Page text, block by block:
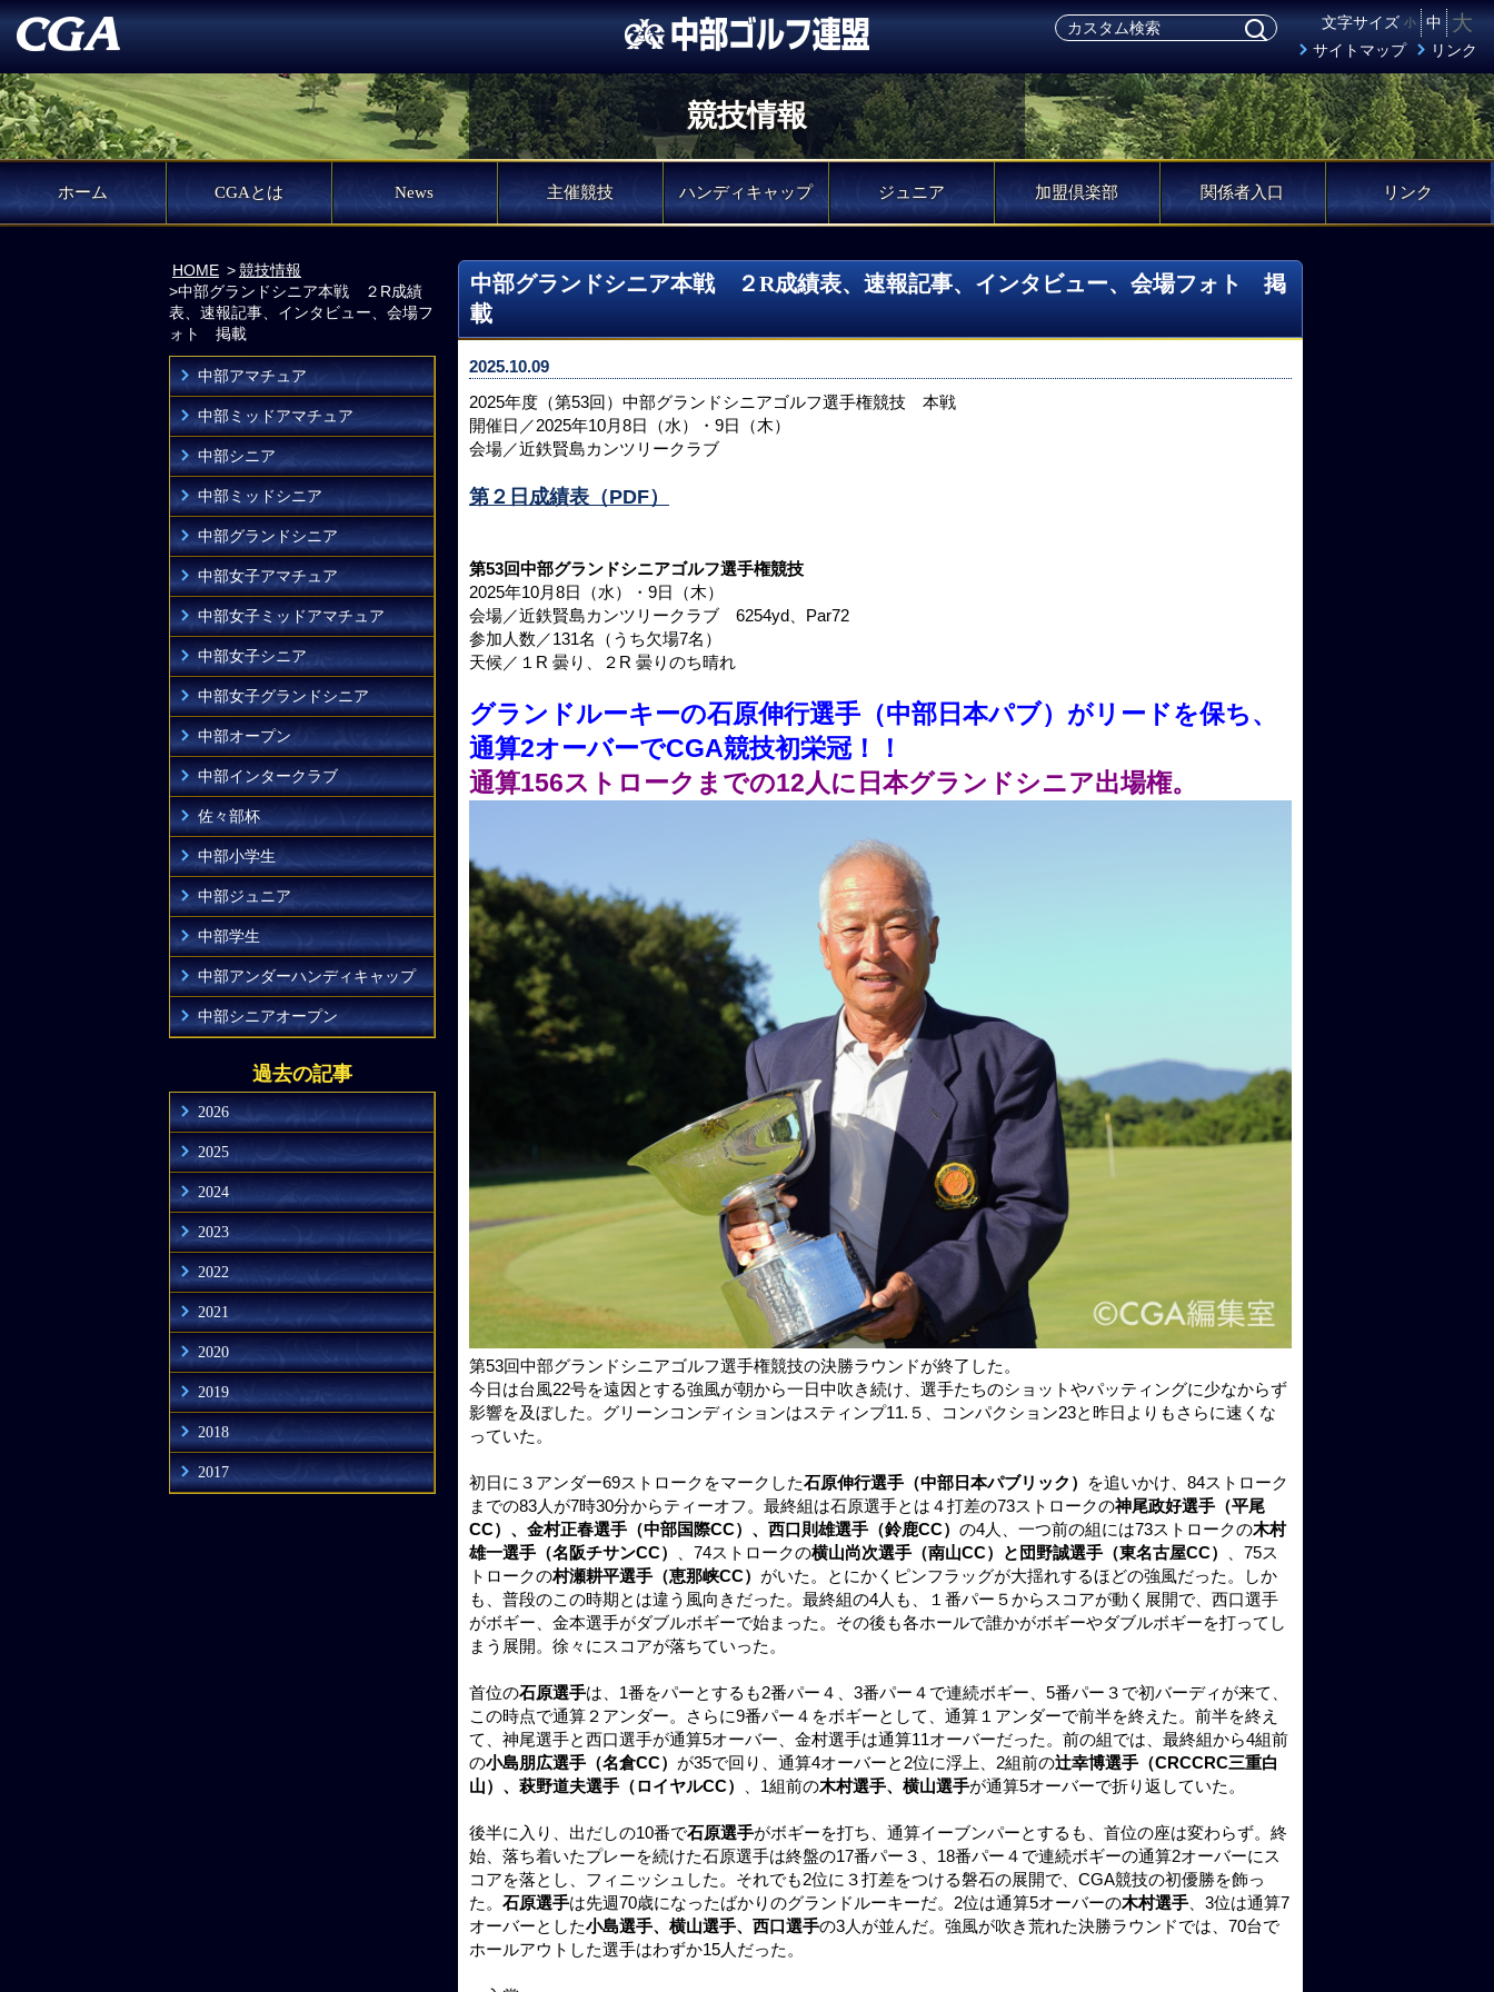
文字サイズ 小 中 大
サイトマップ リンク
競技情報
ホーム CGAとは News 主催競技 ハンディキャップ ジュニア 加盟倶楽部 関係者入口 リンク
HOME
競技情報
中部グランドシニア本戦 ２R成績
表、速報記事、インタビュー、会場フ
ォト 掲載
中部アマチュア
中部ミッドアマチュア
中部シニア
中部ミッドシニア
中部グランドシニア
中部女子アマチュア
中部女子ミッドアマチュア
中部女子シニア
中部女子グランドシニア
中部オープン
中部インタークラブ
佐々部杯
中部小学生
中部ジュニア
中部学生
中部アンダーハンディキャップ
中部シニアオープン
過去の記事
2026
2025
2024
2023
2022
2021
2020
2019
2018
2017
中部グランドシニア本戦 ２R成績表、速報記事、インタビュー、会場フォト 掲
載
2025.10.09
2025年度（第53回）中部グランドシニアゴルフ選手権競技 本戦
開催日／2025年10月8日（水）・9日（木）
会場／近鉄賢島カンツリークラブ
第２日成績表（PDF）
第53回中部グランドシニアゴルフ選手権競技
2025年10月8日（水）・9日（木）
会場／近鉄賢島カンツリークラブ 6254yd、Par72
参加人数／131名（うち欠場7名）
天候／１R 曇り、２R 曇りのち晴れ
グランドルーキーの石原伸行選手（中部日本パブ）がリードを保ち、
通算2オーバーでCGA競技初栄冠！！
通算156ストロークまでの12人に日本グランドシニア出場権。
第53回中部グランドシニアゴルフ選手権競技の決勝ラウンドが終了した。
今日は台風22号を遠因とする強風が朝から一日中吹き続け、選手たちのショットやパッティングに少なからず
影響を及ぼした。グリーンコンディションはスティンプ11.５、コンパクション23と昨日よりもさらに速くな
っていた。
初日に３アンダー69ストロークをマークした石原伸行選手（中部日本パブリック）
を追いかけ、84ストローク
までの83人が7時30分からティーオフ。最終組は石原選手とは４打差の73ストロークの神尾政好選手（平尾
CC）、金村正春選手（中部国際CC）、西口則雄選手（鈴鹿CC） の4人、一つ前の組には73ストロークの木村
雄一選手（名阪チサンCC）
、74ストロークの横山尚次選手（南山CC）と団野誠選手（東名古屋CC）
、75ス
トロークの村瀬耕平選手（恵那峡CC） がいた。とにかくピンフラッグが大揺れするほどの強風だった。しか
も、普段のこの時期とは違う風向きだった。最終組の4人も、１番パー５からスコアが動く展開で、西口選手
がボギー、金本選手がダブルボギーで始まった。その後も各ホールで誰かがボギーやダブルボギーを打ってし
まう展開。徐々にスコアが落ちていった。
首位の石原選手は、1番をパーとするも2番パー４、3番パー４で連続ボギー、5番パー３で初バーディが来て、
この時点で通算２アンダー。さらに9番パー４をボギーとして、通算１アンダーで前半を終えた。前半を終え
て、神尾選手と西口選手が通算5オーバー、金村選手は通算11オーバーだった。前の組では、最終組から4組前
の小島朋広選手（名倉CC） が35で回り、通算4オーバーと2位に浮上、2組前の辻幸博選手（CRCCRC三重白
山）、萩野道夫選手（ロイヤルCC）
、1組前の木村選手、横山選手が通算5オーバーで折り返していた。
後半に入り、出だしの10番で石原選手がボギーを打ち、通算イーブンパーとするも、首位の座は変わらず。終
始、落ち着いたプレーを続けた石原選手は終盤の17番パー３、18番パー４で連続ボギーの通算2オーバーにス
コアを落とし、フィニッシュした。それでも2位に３打差をつける磐石の展開で、CGA競技の初優勝を飾っ
た。 石原選手は先週70歳になったばかりのグランドルーキーだ。2位は通算5オーバーの木村選手 、3位は通算7
オーバーとした小島選手、横山選手、西口選手の3人が並んだ。強風が吹き荒れた決勝ラウンドでは、70台で
ホールアウトした選手はわずか15人だった。